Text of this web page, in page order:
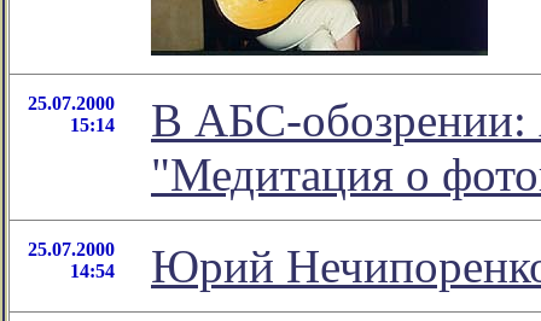
25.07.2000
15:14
В АБС-
"Медитация о
25.07.2000
14:54
Юрий